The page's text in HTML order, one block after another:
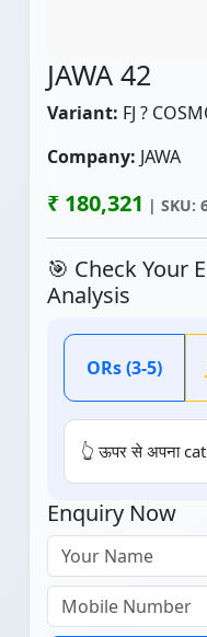
JAWA 42
Variant: FJ ?
Company: JAWA
₹ 180,321 | SKU:
🎯 Check Your
Analysis
ORs (3-5)
👆 ऊपर से अपना
Enquiry Now